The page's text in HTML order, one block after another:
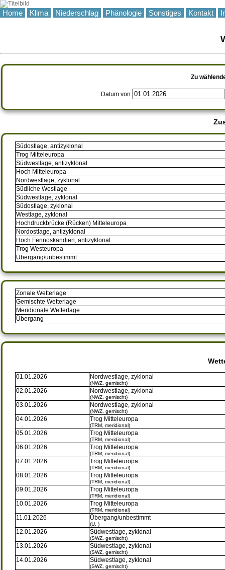
Home Klima Niederschlag Phänologie Sonstiges Kontakt
Zu
Datum von
Südostlage, antizyklonal
Trog Mitteleuropa
Südwestlage, antizyklonal
Hoch Mitteleuropa
Nordwestlage, zyklonal
Südliche Westlage
Südwestlage, zyklonal
Südostlage, zyklonal
Westlage, zyklonal
Hochdruckbrücke (Rücken) Mitteleuropa
Nordostlage, antizyklonal
Hoch Fennoskandien, antizyklonal
Trog Westeuropa
Übergang/unbestimmt
Zonale Wetterlage
Gemischte Wetterlage
Meridionale Wetterlage
Übergang
01.01.2026 Nordwestlage, zyklonal
(NWZ, gemischt)
02.01.2026 Nordwestlage, zyklonal
(NWZ, gemischt)
03.01.2026 Nordwestlage, zyklonal
(NWZ, gemischt)
04.01.2026 Trog Mitteleuropa
(TRM, meridional)
05.01.2026 Trog Mitteleuropa
(TRM, meridional)
06.01.2026 Trog Mitteleuropa
(TRM, meridional)
07.01.2026 Trog Mitteleuropa
(TRM, meridional)
08.01.2026 Trog Mitteleuropa
(TRM, meridional)
09.01.2026 Trog Mitteleuropa
(TRM, meridional)
10.01.2026 Trog Mitteleuropa
(TRM, meridional)
11.01.2026 Übergang/unbestimmt
(U, )
12.01.2026 Südwestlage, zyklonal
(SWZ, gemischt)
13.01.2026 Südwestlage, zyklonal
(SWZ, gemischt)
14.01.2026 Südwestlage, zyklonal
(SWZ, gemischt)